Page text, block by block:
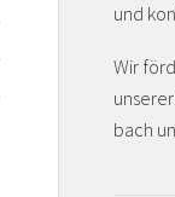
und
Wir
bach